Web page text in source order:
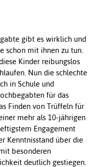
gibt es wirklich und
schon mit ihnen zu tun.
Kinder reibungslos
Nun die schlechte
in Schule und
für das
Finden von Trüffeln für
mehr als 10-jährigen
Engagement
Kenntnisstand über die
besonderen
deutlich gestiegen.